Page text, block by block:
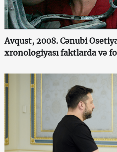
Avqust, 2008. Cənubi
xronologiyası faktlarda və